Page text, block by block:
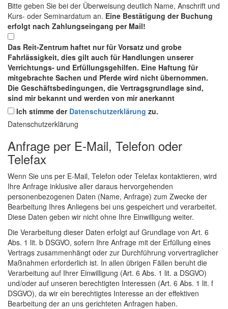
Bitte geben Sie bei der Überweisung deutlich Name, Anschrift und
Kurs- oder Seminardatum an. Eine Bestätigung der Buchung
erfolgt nach Zahlungseingang per Mail!
Das Reit-Zentrum haftet nur für Vorsatz und grobe
Fahrlässigkeit, dies gilt auch für Handlungen unserer
Verrichtungs- und Erfüllungsgehilfen. Eine Haftung für
mitgebrachte Sachen und Pferde wird nicht übernommen.
Die Geschäftsbedingungen, die Vertragsgrundlage sind,
sind mir bekannt und werden von mir anerkannt
Ich stimme der Datenschutzerklärung zu.
Datenschutzerklärung
Anfrage per E-Mail, Telefon oder
Telefax
Wenn Sie uns per E-Mail, Telefon oder Telefax kontaktieren, wird
Ihre Anfrage inklusive aller daraus hervorgehenden
personenbezogenen Daten (Name, Anfrage) zum Zwecke der
Bearbeitung Ihres Anliegens bei uns gespeichert und verarbeitet.
Diese Daten geben wir nicht ohne Ihre Einwilligung weiter.
Die Verarbeitung dieser Daten erfolgt auf Grundlage von Art. 6
Abs. 1 lit. b DSGVO, sofern Ihre Anfrage mit der Erfüllung eines
Vertrags zusammenhängt oder zur Durchführung vorvertraglicher
Maßnahmen erforderlich ist. In allen übrigen Fällen beruht die
Verarbeitung auf Ihrer Einwilligung (Art. 6 Abs. 1 lit. a DSGVO)
und/oder auf unseren berechtigten Interessen (Art. 6 Abs. 1 lit. f
DSGVO), da wir ein berechtigtes Interesse an der effektiven
Bearbeitung der an uns gerichteten Anfragen haben.